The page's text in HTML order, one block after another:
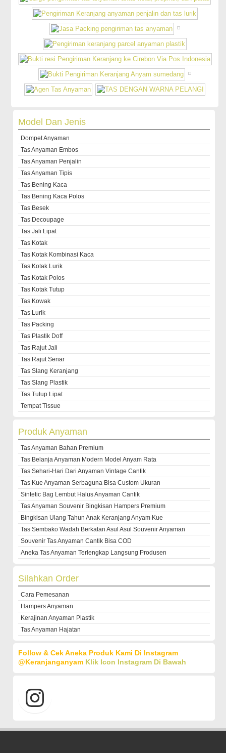
Model Dan Jenis
Dompet Anyaman
Tas Anyaman Embos
Tas Anyaman Penjalin
Tas Anyaman Tipis
Tas Bening Kaca
Tas Bening Kaca Polos
Tas Besek
Tas Decoupage
Tas Jali Lipat
Tas Kotak
Tas Kotak Kombinasi Kaca
Tas Kotak Lurik
Tas Kotak Polos
Tas Kotak Tutup
Tas Kowak
Tas Lurik
Tas Packing
Tas Plastik Doff
Tas Rajut Jali
Tas Rajut Senar
Tas Slang Keranjang
Tas Slang Plastik
Tas Tutup Lipat
Tempat Tissue
Produk Anyaman
Tas Anyaman Bahan Premium
Tas Belanja Anyaman Modern Model Anyam Rata
Tas Sehari-Hari Dari Anyaman Vintage Cantik
Tas Kue Anyaman Serbaguna Bisa Custom Ukuran
Sintetic Bag Lembut Halus Anyaman Cantik
Tas Anyaman Souvenir Bingkisan Hampers Premium
Bingkisan Ulang Tahun Anak Keranjang Anyam Kue
Tas Sembako Wadah Berkatan Asul Asul Souvenir Anyaman
Souvenir Tas Anyaman Cantik Bisa COD
Aneka Tas Anyaman Terlengkap Langsung Produsen
Silahkan Order
Cara Pemesanan
Hampers Anyaman
Kerajinan Anyaman Plastik
Tas Anyaman Hajatan
Follow & Cek Aneka Produk Kami Di Instagram
@keranjanganyam Klik Icon Instagram Di Bawah